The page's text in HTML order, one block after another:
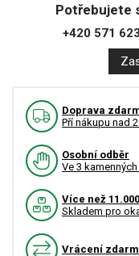
Potřebujete
+420 571
Doprava
Pří nákupu nad
Osobní odběr
Ve 3
Více než
Skladem pro
Vrácení